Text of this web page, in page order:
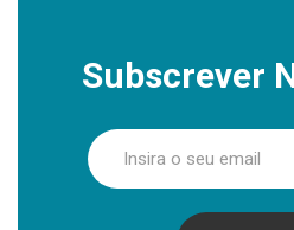
Subscrever